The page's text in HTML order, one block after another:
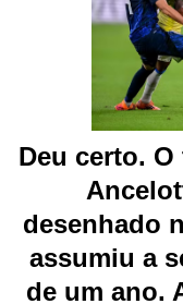
Deu certo.
desenhado
assumiu a
de um ano.